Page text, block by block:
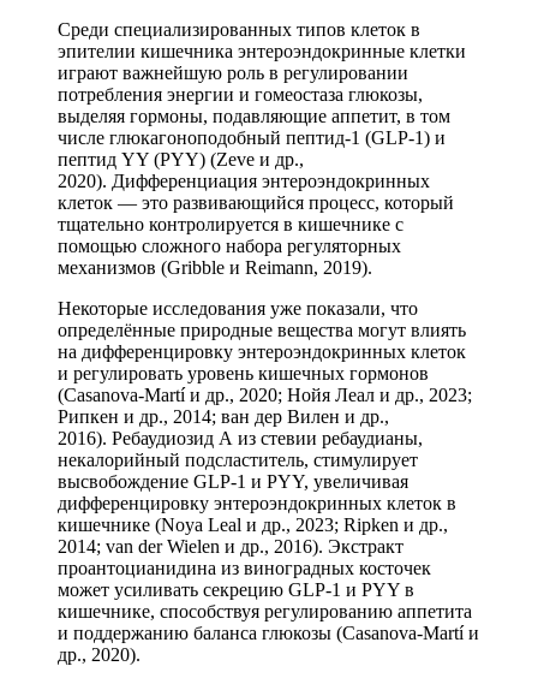
Среди специализированных типов клеток в
эпителии кишечника энтероэндокринные клетки
играют важнейшую роль в регулировании
потребления энергии и гомеостаза глюкозы,
выделяя гормоны, подавляющие аппетит, в том
числе глюкагоноподобный пептид-1 (GLP-1) и
пептид YY (PYY) (Zeve и др.,
2020). Дифференциация энтероэндокринных
клеток — это развивающийся процесс, который
тщательно контролируется в кишечнике с
помощью сложного набора регуляторных
механизмов (Gribble и Reimann, 2019).
Некоторые исследования уже показали, что
определённые природные вещества могут влиять
на дифференцировку энтероэндокринных клеток
и регулировать уровень кишечных гормонов
(Casanova-Martí и др., 2020; Нойя Леал и др., 2023;
Рипкен и др., 2014; ван дер Вилен и др.,
2016). Ребаудиозид А из стевии ребаудианы,
некалорийный подсластитель, стимулирует
высвобождение GLP-1 и PYY, увеличивая
дифференцировку энтероэндокринных клеток в
кишечнике (Noya Leal и др., 2023; Ripken и др.,
2014; van der Wielen и др., 2016). Экстракт
проантоцианидина из виноградных косточек
может усиливать секрецию GLP-1 и PYY в
кишечнике, способствуя регулированию аппетита
и поддержанию баланса глюкозы (Casanova-Martí и
др., 2020).